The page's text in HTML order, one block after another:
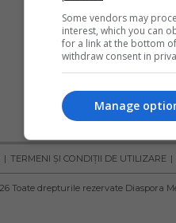
TERMENI ȘI CONDIȚII DE UTILIZARE
Toate drepturile rezervate Diaspora
Some vendors may
interest, which you can
for a link at the bottom
withdraw consent in
Manage